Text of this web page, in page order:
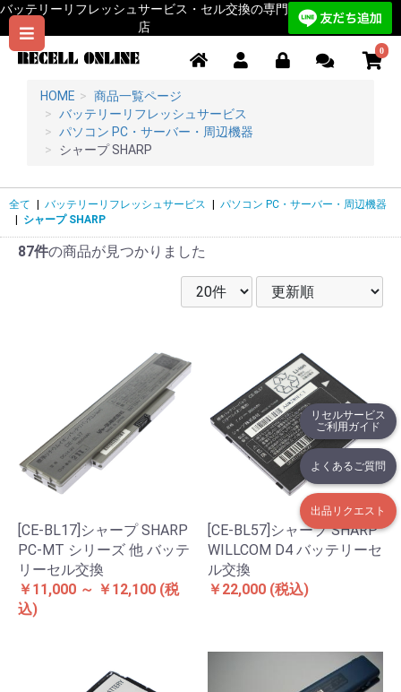
リセルサービス
ご利用ガイド
よくあるご質問
出品リクエスト
バッテリーリフレッシュサービス・セル交換の専門
店
0
HOME
商品一覧ページ
バッテリーリフレッシュサービス
パソコン PC・サーバー・周辺機器
シャープ SHARP
全て バッテリーリフレッシュサービス
パソコン PC・サーバー・周辺機器
シャープ SHARP
87件の商品が見つかりました
[CE-BL17]シャープ SHARP
PC-MT シリーズ 他 バッテ
リーセル交換
￥11,000 ～ ￥12,100 (税
込)
[CE-BL57]シャープ SHARP
WILLCOM D4 バッテリーセ
ル交換
￥22,000 (税込)